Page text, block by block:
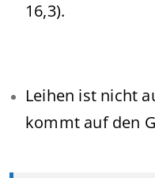
16,3).
Leihen ist nicht
kommt auf den